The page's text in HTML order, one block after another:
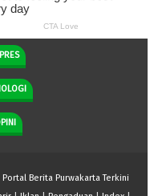
Berita Purwakarta Terkini